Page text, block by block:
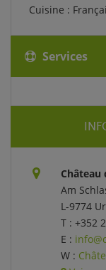
Cuisine :
Services
Am
L-9774
T : +352
E :
W :